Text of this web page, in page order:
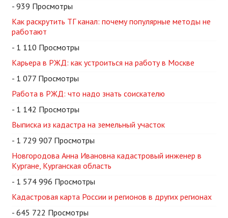
- 939 Просмотры
Как раскрутить ТГ канал: почему популярные методы не
работают
- 1 110 Просмотры
Карьера в РЖД: как устроиться на работу в Москве
- 1 077 Просмотры
Работа в РЖД: что надо знать соискателю
- 1 142 Просмотры
Выписка из кадастра на земельный участок
- 1 729 907 Просмотры
Новгородова Анна Ивановна кадастровый инженер в
Кургане, Курганская область
- 1 574 996 Просмотры
Кадастровая карта России и регионов в других регионах
- 645 722 Просмотры